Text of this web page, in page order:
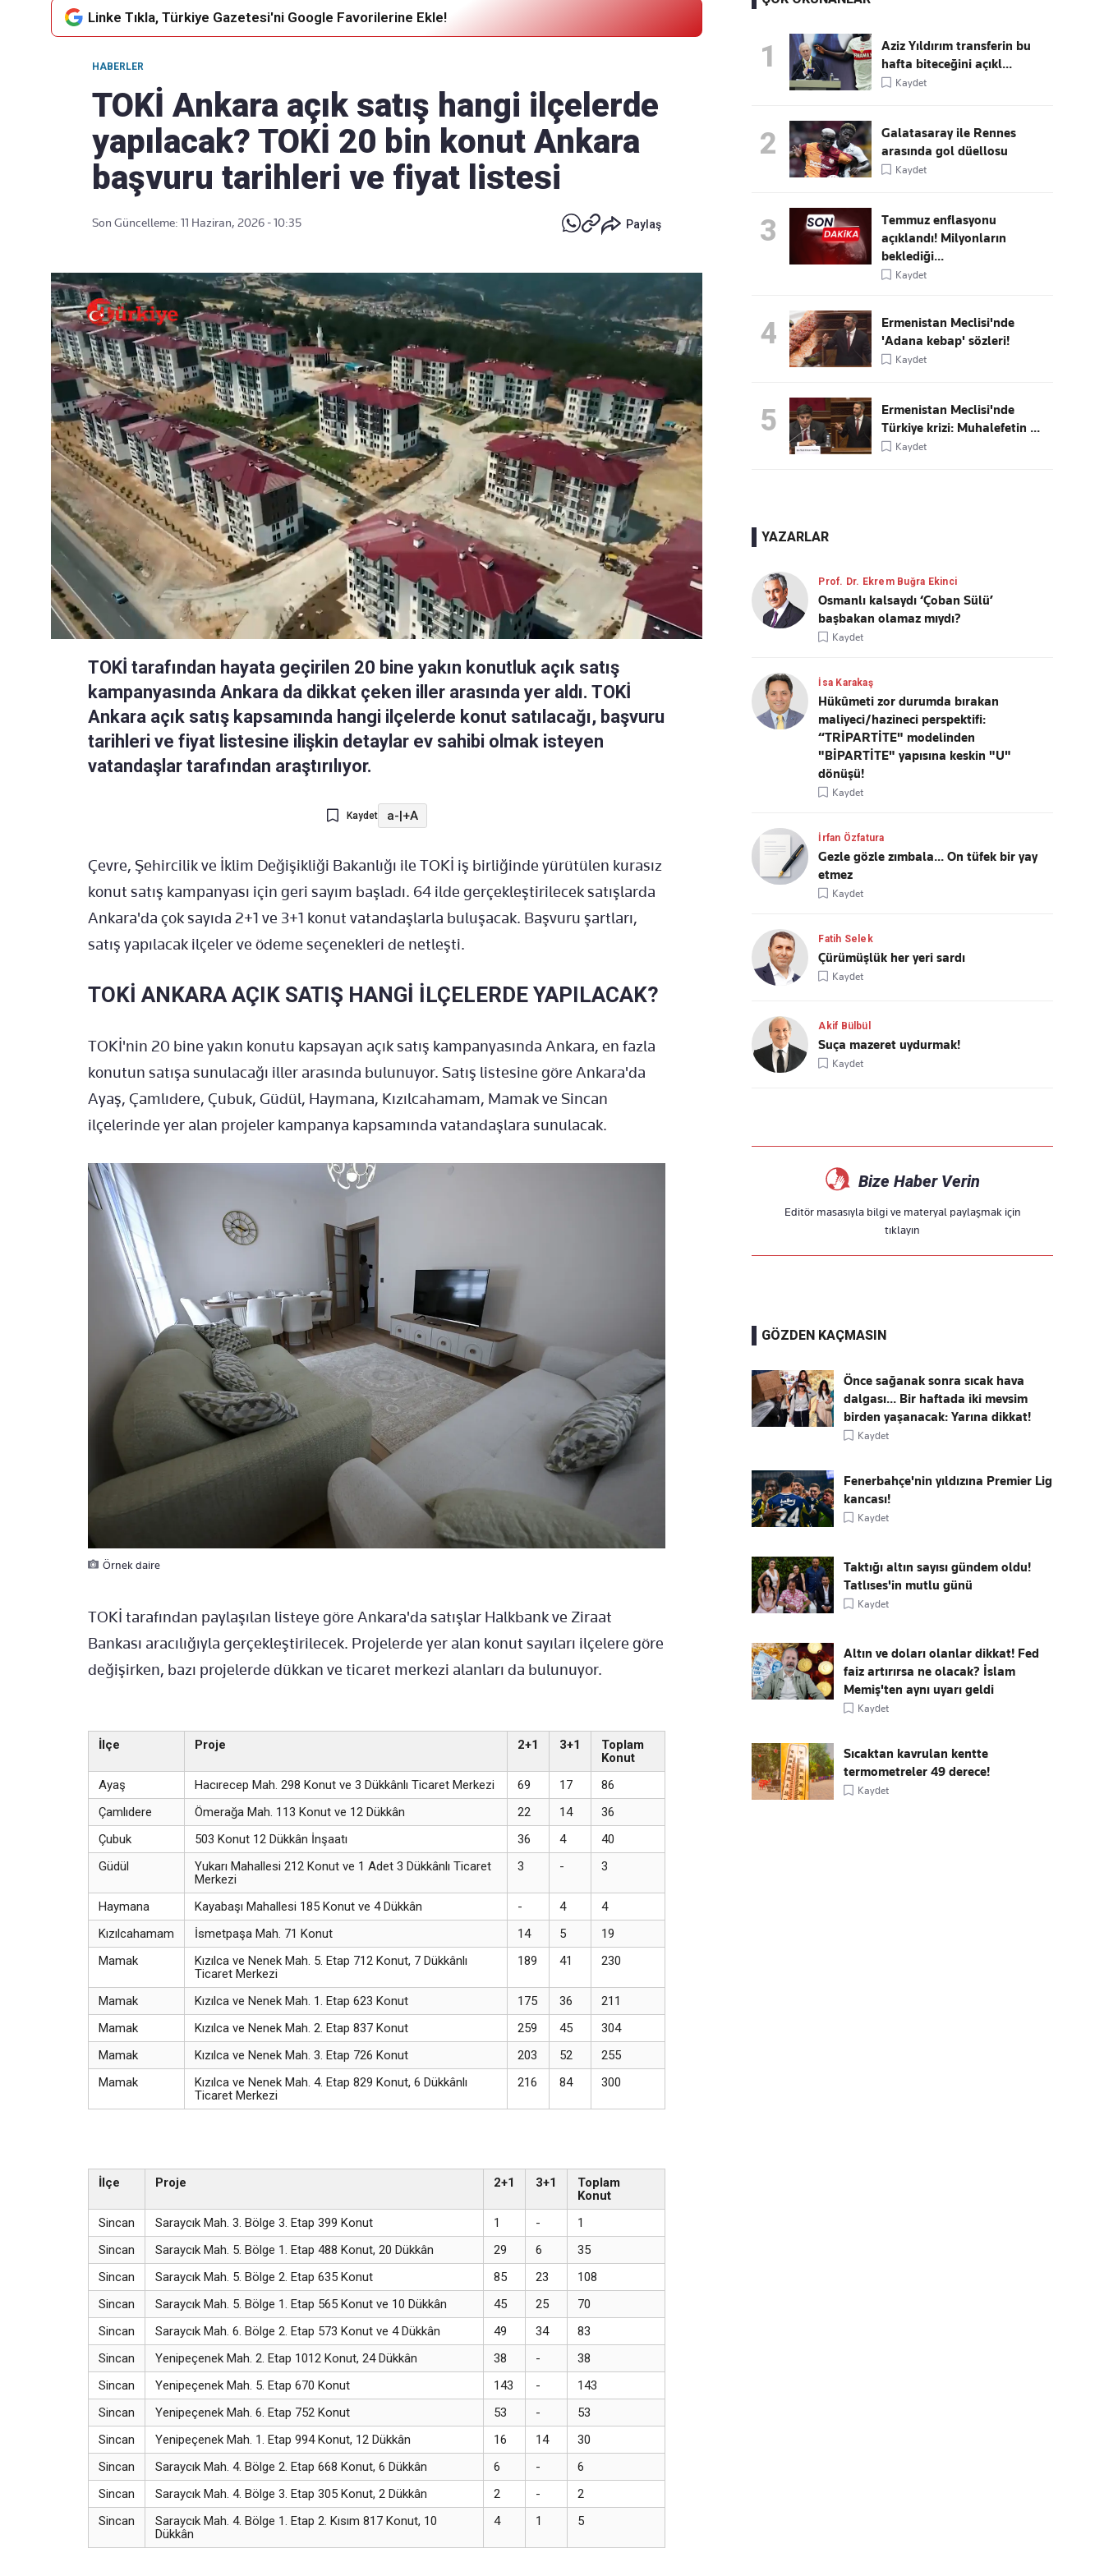
Favori mecralarınızda haber
akışımıza ulaşın
göndermek içintıklayın
Kaçırmayın
Ücretsiz üye olun, gündemi
Linke Tıkla, Türkiye Gazetesi'ni Google Favorilerine Ekle!
HABERLER
TOKİ Ankara açık satış hangi ilçelerde
yapılacak? TOKİ 20 bin konut Ankara
başvuru tarihleri ve fiyat listesi
Son Güncelleme: 11 Haziran, 2026 - 10:35 Paylaş
TOKİ tarafından hayata geçirilen 20 bine yakın konutluk açık satış
kampanyasında Ankara da dikkat çeken iller arasında yer aldı. TOKİ
Ankara açık satış kapsamında hangi ilçelerde konut satılacağı, başvuru
tarihleri ve fiyat listesine ilişkin detaylar ev sahibi olmak isteyen
vatandaşlar tarafından araştırılıyor.
Kaydet a-|+A
Çevre, Şehircilik ve İklim Değişikliği Bakanlığı ile TOKİ iş birliğinde yürütülen kurasız
konut satış kampanyası için geri sayım başladı. 64 ilde gerçekleştirilecek satışlarda
Ankara'da çok sayıda 2+1 ve 3+1 konut vatandaşlarla buluşacak. Başvuru şartları,
satış yapılacak ilçeler ve ödeme seçenekleri de netleşti.
TOKİ ANKARA AÇIK SATIŞ HANGİ İLÇELERDE YAPILACAK?
TOKİ'nin 20 bine yakın konutu kapsayan açık satış kampanyasında Ankara, en fazla
konutun satışa sunulacağı iller arasında bulunuyor. Satış listesine göre Ankara'da
Ayaş, Çamlıdere, Çubuk, Güdül, Haymana, Kızılcahamam, Mamak ve Sincan
ilçelerinde yer alan projeler kampanya kapsamında vatandaşlara sunulacak.
Örnek daire
TOKİ tarafından paylaşılan listeye göre Ankara'da satışlar Halkbank ve Ziraat
Bankası aracılığıyla gerçekleştirilecek. Projelerde yer alan konut sayıları ilçelere göre
değişirken, bazı projelerde dükkan ve ticaret merkezi alanları da bulunuyor.
İlçe Proje 2+1 3+1
Toplam
Konut
Ayaş
Hacırecep Mah. 298 Konut ve 3 Dükkânlı Ticaret Merkezi 69 17
86
Çamlıdere
Ömerağa Mah. 113 Konut ve 12 Dükkân 22 14
36
Çubuk
503 Konut 12 Dükkân İnşaatı 36 4
40
Güdül
Yukarı Mahallesi 212 Konut ve 1 Adet 3 Dükkânlı Ticaret
Merkezi
3 - 3
Haymana Kayabaşı Mahallesi 185 Konut ve 4 Dükkân - 4
4
Kızılcahamam
İsmetpaşa Mah. 71 Konut 14 5
19
Mamak
Kızılca ve Nenek Mah. 5. Etap 712 Konut, 7 Dükkânlı
Ticaret Merkezi
189 41 230
Mamak Kızılca ve Nenek Mah. 1. Etap 623 Konut 175 36
211
Mamak
Kızılca ve Nenek Mah. 2. Etap 837 Konut 259 45
304
Mamak
Kızılca ve Nenek Mah. 3. Etap 726 Konut 203 52
255
Mamak
Kızılca ve Nenek Mah. 4. Etap 829 Konut, 6 Dükkânlı
Ticaret Merkezi
216 84 300
İlçe Proje 2+1 3+1
Toplam
Konut
Sincan
Saraycık Mah. 3. Bölge 3. Etap 399 Konut 1 -
1
Sincan
Saraycık Mah. 5. Bölge 1. Etap 488 Konut, 20 Dükkân 29 6
35
Sincan
Saraycık Mah. 5. Bölge 2. Etap 635 Konut 85 23
108
Sincan
Saraycık Mah. 5. Bölge 1. Etap 565 Konut ve 10 Dükkân 45 25
70
Sincan
Saraycık Mah. 6. Bölge 2. Etap 573 Konut ve 4 Dükkân 49 34
83
Sincan
Yenipeçenek Mah. 2. Etap 1012 Konut, 24 Dükkân 38 -
38
Sincan
Yenipeçenek Mah. 5. Etap 670 Konut 143 -
143
Sincan
Yenipeçenek Mah. 6. Etap 752 Konut 53 -
53
Sincan
Yenipeçenek Mah. 1. Etap 994 Konut, 12 Dükkân 16 14
30
Sincan
Saraycık Mah. 4. Bölge 2. Etap 668 Konut, 6 Dükkân 6 -
6
Sincan
Saraycık Mah. 4. Bölge 3. Etap 305 Konut, 2 Dükkân 2 -
2
Sincan
Saraycık Mah. 4. Bölge 1. Etap 2. Kısım 817 Konut, 10
Dükkân
4 1 5
1
Aziz Yıldırım transferin bu
hafta biteceğini açıkl...
Kaydet
2
Galatasaray ile Rennes
arasında gol düellosu
Kaydet
3
Temmuz enflasyonu
açıklandı! Milyonların
beklediği...
Kaydet
4
Ermenistan Meclisi'nde
'Adana kebap' sözleri!
Kaydet
5
Ermenistan Meclisi'nde
Türkiye krizi: Muhalefetin ...
Kaydet
YAZARLAR
Prof. Dr. Ekrem Buğra Ekinci
Osmanlı kalsaydı ‘Çoban Sülü’
başbakan olamaz mıydı?
Kaydet
İsa Karakaş
Hükûmeti zor durumda bırakan
maliyeci/hazineci perspektifi:
“TRİPARTİTE" modelinden
"BİPARTİTE" yapısına keskin "U"
dönüşü!
Kaydet
İrfan Özfatura
Gezle gözle zımbala... On tüfek bir yay
etmez
Kaydet
Fatih Selek
Çürümüşlük her yeri sardı
Kaydet
Akif Bülbül
Suça mazeret uydurmak!
Kaydet
Bize Haber Verin
Editör masasıyla bilgi ve materyal paylaşmak için
tıklayın
GÖZDEN KAÇMASIN
Önce sağanak sonra sıcak hava
dalgası... Bir haftada iki mevsim
birden yaşanacak: Yarına dikkat!
Kaydet
Fenerbahçe'nin yıldızına Premier Lig
kancası!
Kaydet
Taktığı altın sayısı gündem oldu!
Tatlıses'in mutlu günü
Kaydet
Altın ve doları olanlar dikkat! Fed
faiz artırırsa ne olacak? İslam
Memiş'ten aynı uyarı geldi
Kaydet
Sıcaktan kavrulan kentte
termometreler 49 derece!
Kaydet